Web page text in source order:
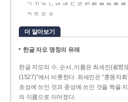
ㄱ ㄲ ㄳ ㄴ ㄵ ㄶ ㄷ ㄹ ㄺ ㄻ ㄼ ㄽ ㄾ
ㅋ ㅌ ㅍ ㅎ
더 알아보기
한글 자모 명칭의 유래
한글 자모의 수, 순서, 이름은 최세진(崔世
(1527)”에서 비롯한다. 최세진은 “훈몽자
초성에 쓰인 것과 종성에 쓰인 것을 짝을
의 이름으로 이어졌다.